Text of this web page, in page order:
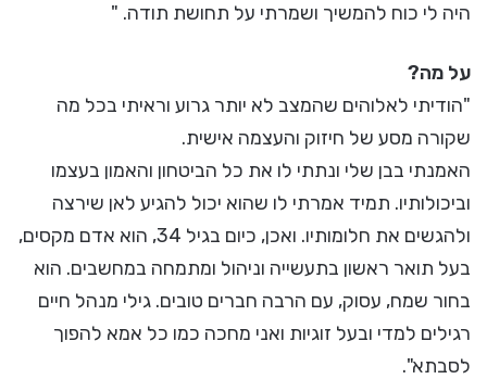
היה לי כוח להמשיך ושמרתי על תחושת תודה. "
על מה?
"הודיתי לאלוהים שהמצב לא יותר גרוע וראיתי בכל מה
שקורה מסע של חיזוק והעצמה אישית.
האמנתי בבן שלי ונתתי לו את כל הביטחון והאמון בעצמו
וביכולותיו. תמיד אמרתי לו שהוא יכול להגיע לאן שירצה
ולהגשים את חלומותיו. ואכן, כיום בגיל 34, הוא אדם מקסים,
בעל תואר ראשון בתעשייה וניהול ומתמחה במחשבים. הוא
בחור שמח, עסוק, עם הרבה חברים טובים. גילי מנהל חיים
רגילים למדי ובעל זוגיות ואני מחכה כמו כל אמא להפוך
לסבתא".